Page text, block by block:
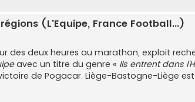
(L'Equipe, France Football...)
des deux heures au marathon, exploit
avec un titre du genre « Ils entrent dans
de Pogacar. Liège-Bastogne-Liège